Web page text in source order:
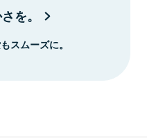
を。
スムーズに。